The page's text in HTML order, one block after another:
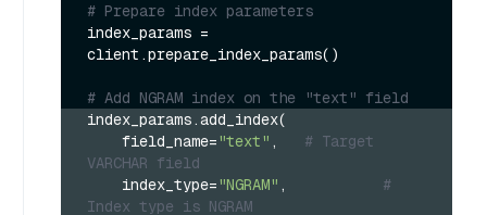
# Prepare index parameters
index_params =
client.prepare_index_params()
# Add NGRAM index on the "text" field
index_params.add_index(
    field_name=
"text" , # Target
VARCHAR field
    index_type=
"NGRAM" , #
Index type is NGRAM